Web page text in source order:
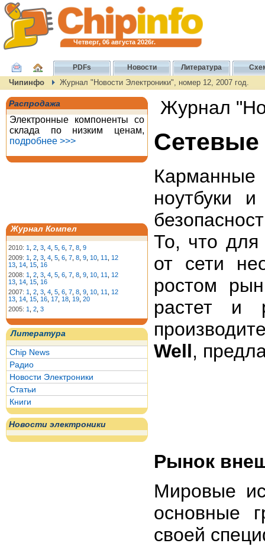
Четверг, 06 августа 2026г.
PDFs Новости Литература
Чипинфо Журнал "Новости Электроники", номер 12, 2007 год.
Распродажа
Электронные компоненты со
склада по низким ценам,
подробнее >>>
Журнал Компел
2010: 1 2 3 4 5 6 7 8 9
2009: 1 2 3 4 5 6 7 8 9 10 11
12
13 14 15 16
2008: 1 2 3 4 5 6 7 8 9 10 11
12
13 14 15 16
2007: 1 2 3 4 5 6 7 8 9 10 11
12
13 14 15 16 17 18 19 20
2005: 1 2 3
Литература
Chip News
Радио
Новости Электроники
Статьи
Книги
Новости электроники
Журнал
Сетевые
ноутбуки
То, что для
от сети
ростом
растет и
Well,
Рынок
Мировые
основные
своей